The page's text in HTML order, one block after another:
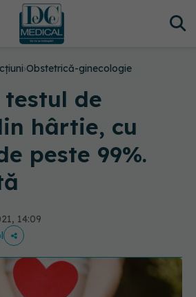
›Obstetrică-ginecologie
de
hârtie, cu
peste 99%.
14:09